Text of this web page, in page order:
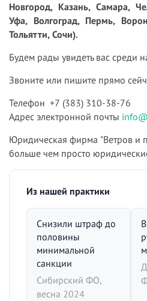
Новгород, Казань, Самара,
Уфа, Волгоград, Пермь,
Тольятти, Сочи).
Будем рады увидеть вас среди
Звоните или пишите прямо
Телефон +7 (383) 310-38-76
Адрес электронной почты
Юридическая фирма "Ветров и
больше чем просто
Из нашей практики
Снизили штраф до
половины
минимальной
санкции
Сибирский ФО,
весна 2024